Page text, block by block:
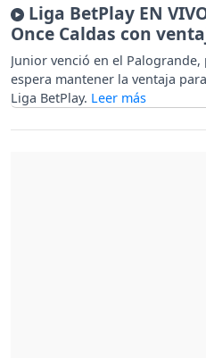
Liga BetPlay EN
Once Caldas con
Junior venció en el
espera mantener la ventaja
Liga BetPlay.